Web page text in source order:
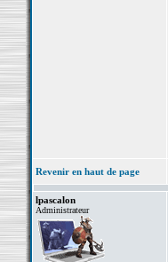
Revenir en haut de page
lpascalon
Administrateur